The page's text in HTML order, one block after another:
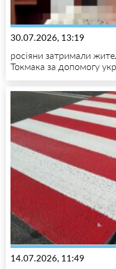
30.07.2026, 13:19
росіяни затримали
Токмака за допомогу
14.07.2026, 11:49